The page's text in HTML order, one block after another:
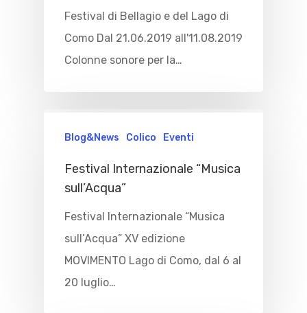
Festival di Bellagio e del Lago di
Como Dal 21.06.2019 all'11.08.2019
Colonne sonore per la…
Blog&News Colico Eventi
Festival Internazionale “Musica
sull’Acqua”
Festival Internazionale “Musica
sull’Acqua” XV edizione
MOVIMENTO Lago di Como, dal 6 al
20 luglio…